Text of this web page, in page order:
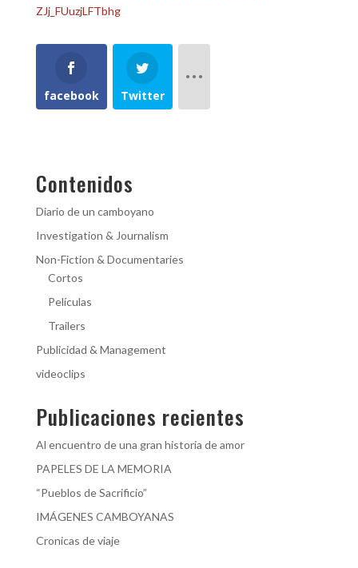
ZJj_FUuzjLFTbhg
facebook Twitter
Contenidos
Diario de un camboyano
Investigation & Journalism
Non-Fiction & Documentaries
Cortos
Películas
Trailers
Publicidad & Management
videoclips
Publicaciones recientes
Al encuentro de una gran historia de amor
PAPELES DE LA MEMORIA
“Pueblos de Sacrificio”
IMÁGENES CAMBOYANAS
Cronicas de viaje